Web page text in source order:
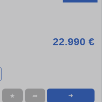
22.990 €
★ ➦ ➜